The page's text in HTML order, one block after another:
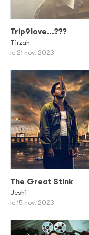
Trip9love...???
Tirzah
le 21 nov. 2023
The Great Stink
Jeshi
le 15 nov. 2023